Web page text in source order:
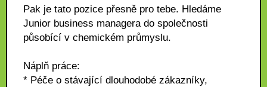
Pak je tato pozice přesně pro tebe. Hledáme
Junior business managera do společnosti
působící v chemickém průmyslu.
Náplň práce:
* Péče o stávající dlouhodobé zákazníky,